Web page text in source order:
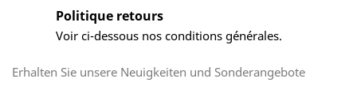
Politique retours
Voir ci-dessous nos conditions générales.
Erhalten Sie unsere Neuigkeiten und Sonderangebote